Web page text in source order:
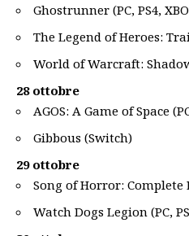
Ghostrunner (PC, PS4,
The Legend of Heroes:
World of Warcraft:
28 ottobre
AGOS: A Game of Space
Gibbous (Switch)
29 ottobre
Song of Horror: Complete
Watch Dogs Legion (PC,